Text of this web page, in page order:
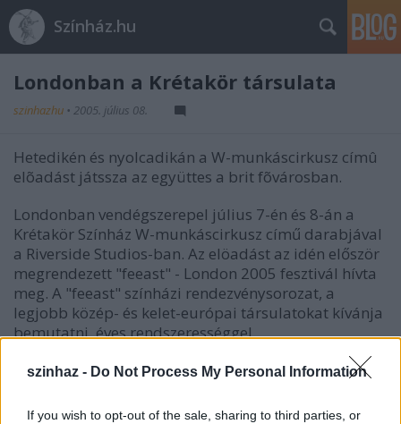
szinhaz - Do Not Process My Personal Information
If you wish to opt-out of the sale, sharing to third parties, or
Színház.hu
Londonban a Krétakör társulata
szinhazhu • 2005. július 08.
Hetedikén és nyolcadikán a W-munkáscirkusz címû
elõadást játssza az együttes a brit fõvárosban.
Londonban vendégszerepel július 7-én és 8-án a
Krétakör Színház W-munkáscirkusz című darabjával
a Riverside Studios-ban. Az elöadást az idén először
megrendezett "feeast" - London 2005 fesztivál hívta
meg. A "feeast" színházi rendezvénysorozat, a
legjobb közép- és kelet-európai társulatokat kívánja
bemutatni, éves rendszerességgel.
A Krétakör Színház először a Magyar Magic -